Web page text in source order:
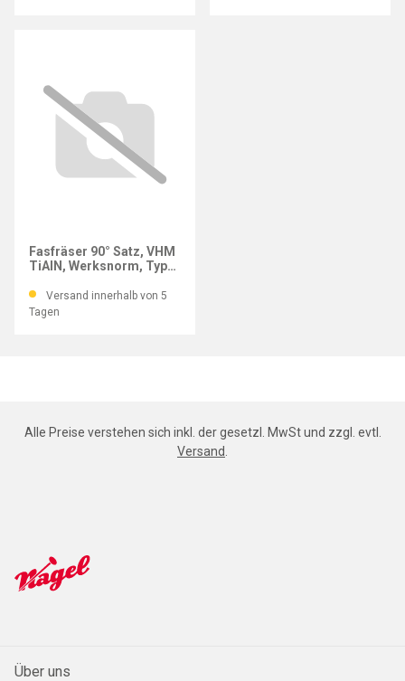
Fasfräser 90° Satz, VHM
TiAlN, Werksnorm, Typ
Versand innerhalb von 5
Tagen
Alle Preise verstehen sich inkl. der gesetzl. MwSt und zzgl. evtl.
Versand
Über uns